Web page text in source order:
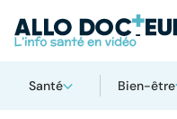
Santé Bien-être